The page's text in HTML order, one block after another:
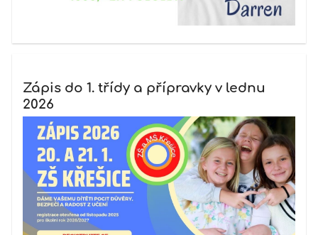
Zápis do 1. třídy a přípravky v lednu
2026